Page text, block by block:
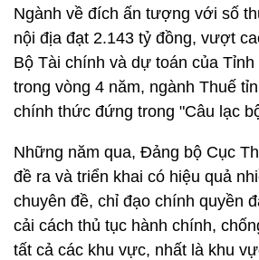
Ngành về đích ấn tượng với số
nội địa đạt 2.143 tỷ đồng, vượt
Bộ Tài chính và dự toán của
trong vòng 4 năm, ngành Thuế
chính thức đứng trong "Câu lạc
Những năm qua, Đảng bộ Cục
đề ra và triển khai có hiệu quả
chuyên đề, chỉ đạo chính quyền
cải cách thủ tục hành chính,
tất cả các khu vực, nhất là khu